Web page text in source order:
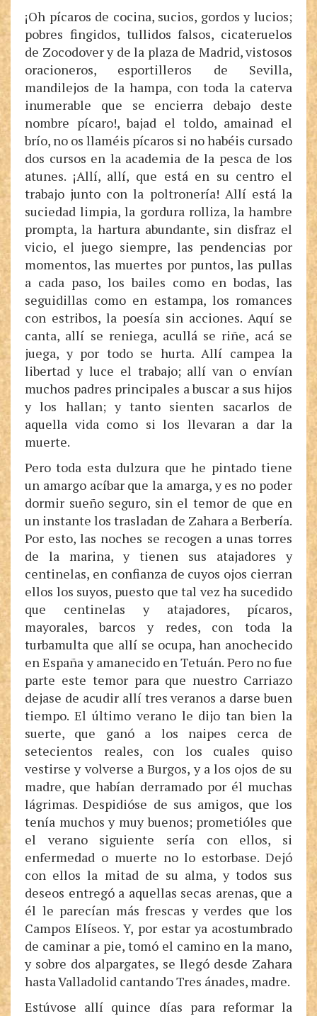
¡Oh pícaros de cocina, sucios, gordos y lucios;
pobres fingidos, tullidos falsos, cicateruelos
de Zocodover y de la plaza de Madrid, vistosos
oracioneros, esportilleros de Sevilla,
mandilejos de la hampa, con toda la caterva
inumerable que se encierra debajo deste
nombre pícaro!, bajad el toldo, amainad el
brío, no os llaméis pícaros si no habéis cursado
dos cursos en la academia de la pesca de los
atunes. ¡Allí, allí, que está en su centro el
trabajo junto con la poltronería! Allí está la
suciedad limpia, la gordura rolliza, la hambre
prompta, la hartura abundante, sin disfraz el
vicio, el juego siempre, las pendencias por
momentos, las muertes por puntos, las pullas
a cada paso, los bailes como en bodas, las
seguidillas como en estampa, los romances
con estribos, la poesía sin acciones. Aquí se
canta, allí se reniega, acullá se riñe, acá se
juega, y por todo se hurta. Allí campea la
libertad y luce el trabajo; allí van o envían
muchos padres principales a buscar a sus hijos
y los hallan; y tanto sienten sacarlos de
aquella vida como si los llevaran a dar la
muerte.
Pero toda esta dulzura que he pintado tiene
un amargo acíbar que la amarga, y es no poder
dormir sueño seguro, sin el temor de que en
un instante los trasladan de Zahara a Berbería.
Por esto, las noches se recogen a unas torres
de la marina, y tienen sus atajadores y
centinelas, en confianza de cuyos ojos cierran
ellos los suyos, puesto que tal vez ha sucedido
que centinelas y atajadores, pícaros,
mayorales, barcos y redes, con toda la
turbamulta que allí se ocupa, han anochecido
en España y amanecido en Tetuán. Pero no fue
parte este temor para que nuestro Carriazo
dejase de acudir allí tres veranos a darse buen
tiempo. El último verano le dijo tan bien la
suerte, que ganó a los naipes cerca de
setecientos reales, con los cuales quiso
vestirse y volverse a Burgos, y a los ojos de su
madre, que habían derramado por él muchas
lágrimas. Despidióse de sus amigos, que los
tenía muchos y muy buenos; prometióles que
el verano siguiente sería con ellos, si
enfermedad o muerte no lo estorbase. Dejó
con ellos la mitad de su alma, y todos sus
deseos entregó a aquellas secas arenas, que a
él le parecían más frescas y verdes que los
Campos Elíseos. Y, por estar ya acostumbrado
de caminar a pie, tomó el camino en la mano,
y sobre dos alpargates, se llegó desde Zahara
hasta Valladolid cantando Tres ánades, madre.
Estúvose allí quince días para reformar la